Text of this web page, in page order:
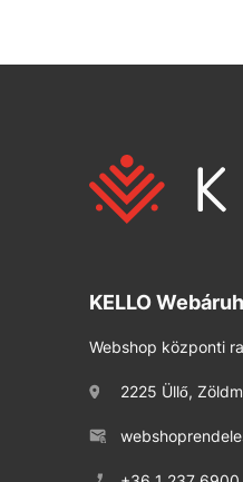
KELLO
Webshop központi
2225 Üllő,